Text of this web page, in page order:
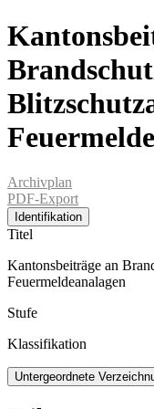
Archivplan
PDF-Export
Identifikation
Titel
Kantonsbeiträge an
Feuermeldeanalagen
Stufe
Klassifikation
Untergeordnete